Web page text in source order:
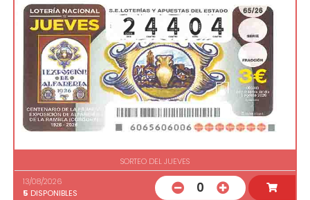
SORTEO DEL JUEVES
13/08/2026
5 DISPONIBLES 0